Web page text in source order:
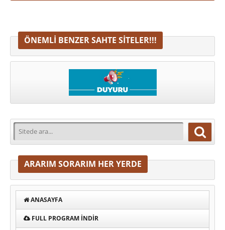
ÖNEMLI BENZER SAHTE SITELER!!!
ARARIM SORARIM HER YERDE
ANASAYFA
FULL PROGRAM INDIR